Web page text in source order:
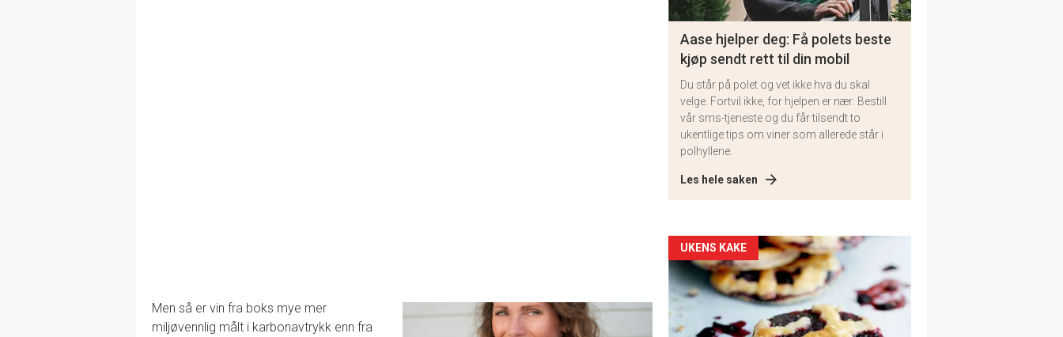
Men så er vin fra boks mye mer
miljøvennlig målt i karbonavtrykk enn fra
Aase hjelper deg: Få polets beste
kjøp sendt rett til din mobil
Du står på polet og vet ikke hva du skal
velge. Fortvil ikke, for hjelpen er nær: Bestill
vår sms-tjeneste og du får tilsendt to
ukentlige tips om viner som allerede står i
polhyllene.
Les hele saken
Artikler
detail
-
UKENS KAKE